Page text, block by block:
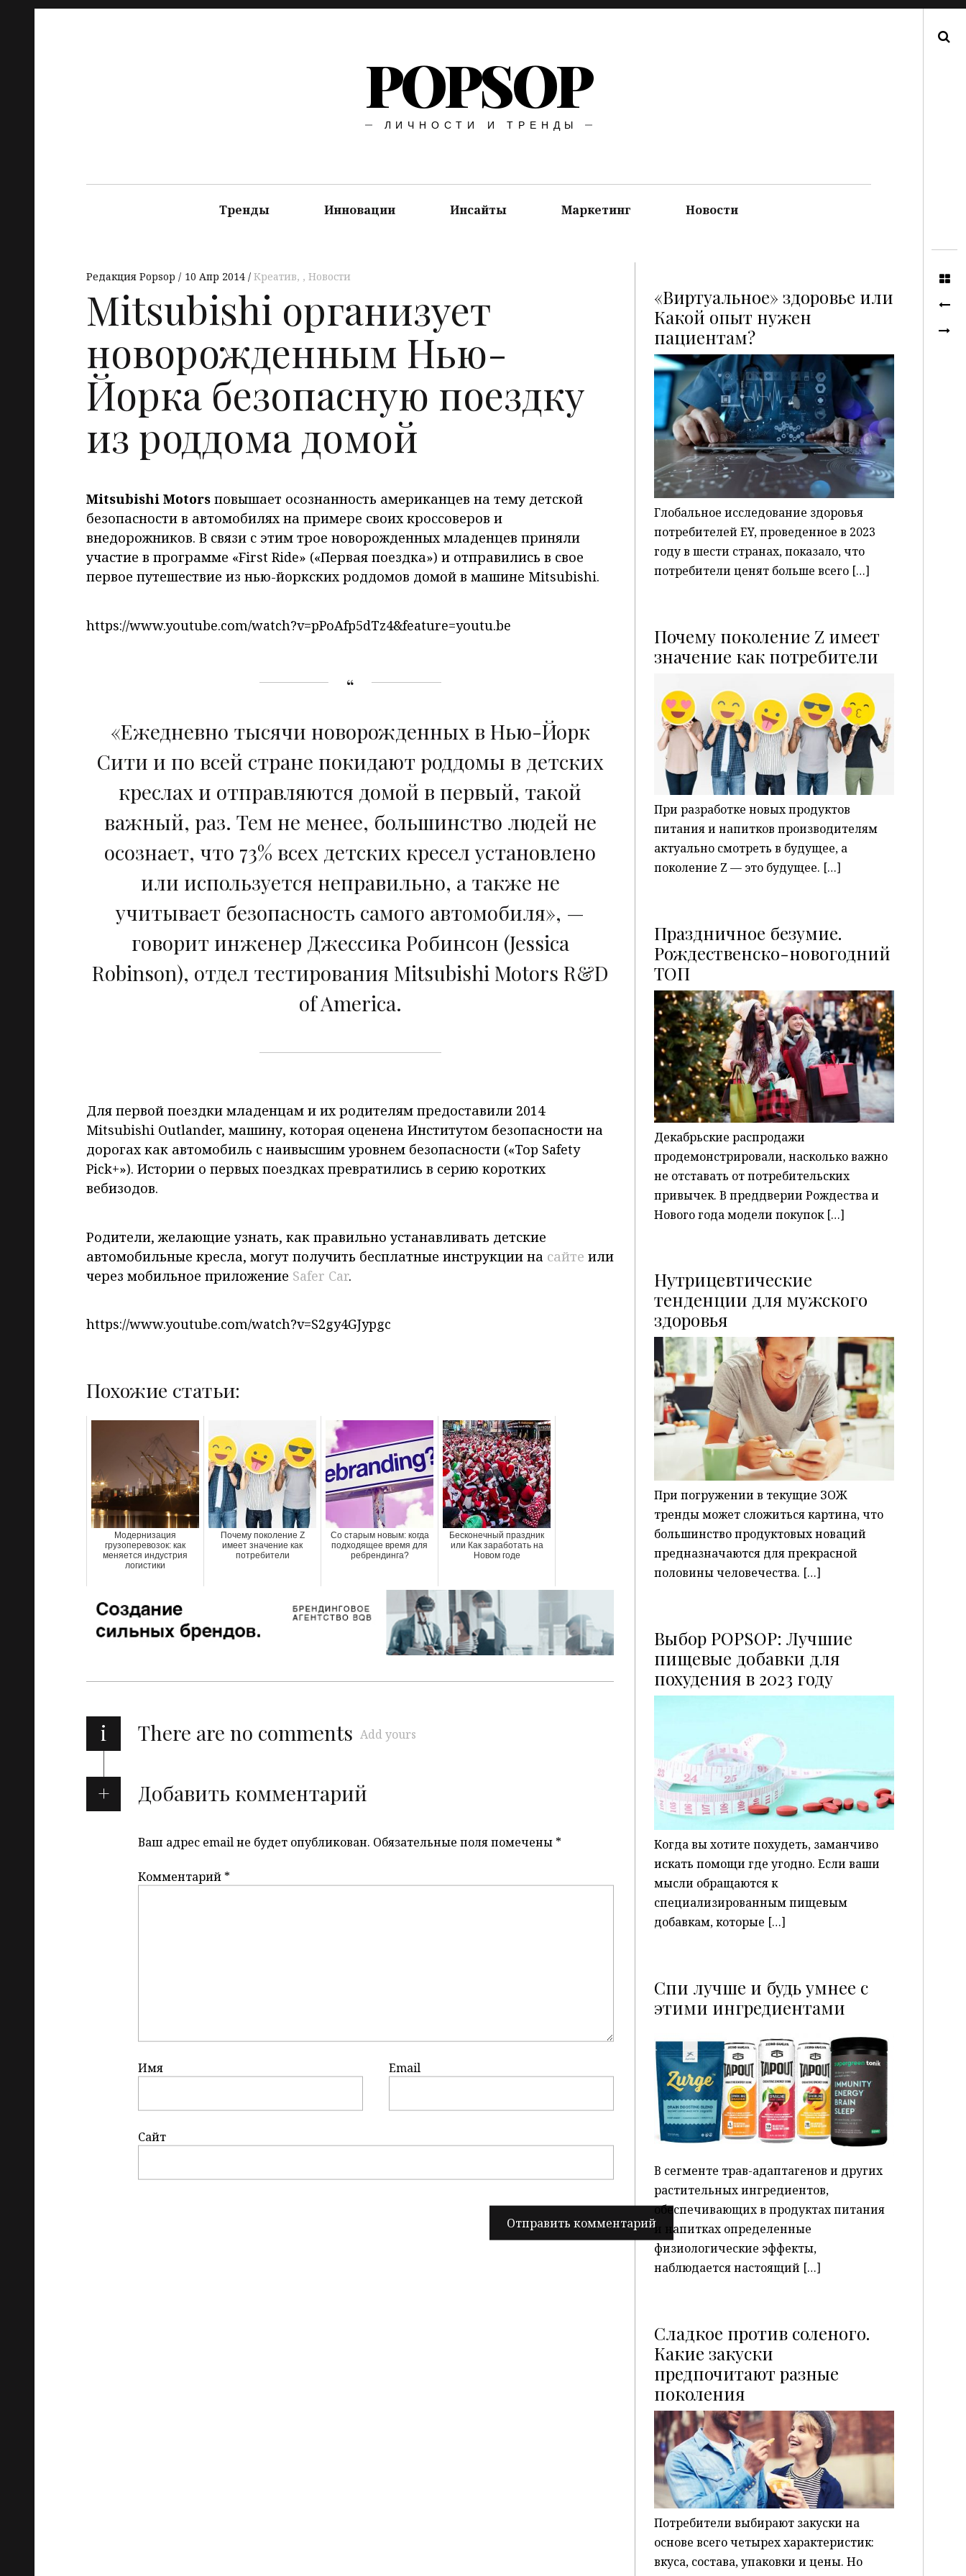
POPSOP
ЛИЧНОСТИ И ТРЕНДЫ
Тренды Инновации Инсайты Маркетинг Новости
Редакция Popsop 10 Апр 2014 Креатив, Новости
Mitsubishi организует
новорожденным Нью-
Йорка безопасную поездку
из роддома домой
Mitsubishi Motors повышает осознанность американцев на тему детской
безопасности в автомобилях на примере своих кроссоверов и
внедорожников. В связи с этим трое новорожденных младенцев приняли
участие в программе «First Ride» («Первая поездка») и отправились в свое
первое путешествие из нью-йоркских роддомов домой в машине Mitsubishi.
https://www.youtube.com/watch?v=pPoAfp5dTz4&feature=youtu.be
«Ежедневно тысячи новорожденных в Нью-Йорк
Сити и по всей стране покидают роддомы в детских
креслах и отправляются домой в первый, такой
важный, раз. Тем не менее, большинство людей не
осознает, что 73% всех детских кресел установлено
или используется неправильно, а также не
учитывает безопасность самого автомобиля», —
говорит инженер Джессика Робинсон (Jessica
Robinson), отдел тестирования Mitsubishi Motors R&D
of America.
Для первой поездки младенцам и их родителям предоставили 2014
Mitsubishi Outlander, машину, которая оценена Институтом безопасности на
дорогах как автомобиль с наивысшим уровнем безопасности («Top Safety
Pick+»). Истории о первых поездках превратились в серию коротких
вебизодов.
Родители, желающие узнать, как правильно устанавливать детские
автомобильные кресла, могут получить бесплатные инструкции на сайте или
через мобильное приложение Safer Car.
https://www.youtube.com/watch?v=S2gy4GJypgc
Похожие статьи:
Модернизация
грузоперевозок: как
меняется индустрия
логистики
Почему поколение Z
имеет значение как
потребители
Со старым новым: когда
подходящее время для
ребрендинга?
Бесконечный праздник
или Как заработать на
Новом годе
i There are no comments Add yours
Добавить комментарий
Ваш адрес email не будет опубликован. Обязательные поля помечены *
Комментарий *
Имя Email
Сайт
«Виртуальное» здоровье или
Какой опыт нужен
пациентам?P
Глобальное исследование здоровья
потребителей EY, проведенное в 2023
году в шести странах, показало, что
потребители ценят больше всего […]
Почему поколение Z имеет
значение как потребители
P
При разработке новых продуктов
питания и напитков производителям
актуально смотреть в будущее, а
поколение Z — это будущее. […]
Праздничное безумие.
Рождественско-новогодний
ТОП
P
Декабрьские распродажи
продемонстрировали, насколько важно
не отставать от потребительских
привычек. В преддверии Рождества и
Нового года модели покупок […]
Нутрицевтические
тенденции для мужского
здоровья P
При погружении в текущие ЗОЖ
тренды может сложиться картина, что
большинство продуктовых новаций
предназначаются для прекрасной
половины человечества. […]
Выбор POPSOP: Лучшие
пищевые добавки для
похудения в 2023 году
P
Когда вы хотите похудеть, заманчиво
искать помощи где угодно. Если ваши
мысли обращаются к
специализированным пищевым
добавкам, которые […]
Спи лучше и будь умнее с
этими ингредиентами
P
В сегменте трав-адаптагенов и других
растительных ингредиентов,
обеспечивающих в продуктах питания
и напитках определенные
физиологические эффекты,
наблюдается настоящий […]
Сладкое против соленого.
Какие закуски
предпочитают разные
поколенияP
Потребители выбирают закуски на
основе всего четырех характеристик:
вкуса, состава, упаковки и цены. Но